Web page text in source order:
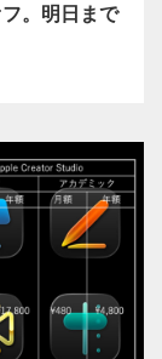
。明日まで